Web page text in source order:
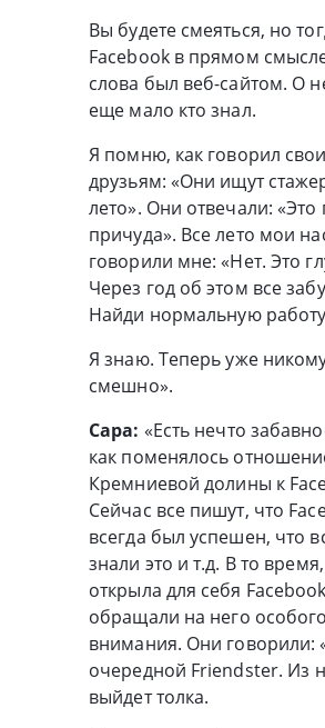
Вы будете смеяться, но
Facebook в прямом
слова был веб-сайтом. О
еще мало кто знал.
Я помню, как говорил
друзьям: «Они ищут
лето». Они отвечали: «Это
причуда». Все лето мои
говорили мне: «Нет. Это
Через год об этом все
Найди нормальную
Я знаю. Теперь уже
смешно».
Сара: «Есть нечто
как поменялось
Кремниевой долины к
Сейчас все пишут, что
всегда был успешен, что
знали это и т.д. В то
открыла для себя
обращали на него особого
внимания. Они говорили:
очередной Friendster. Из
выйдет толка.